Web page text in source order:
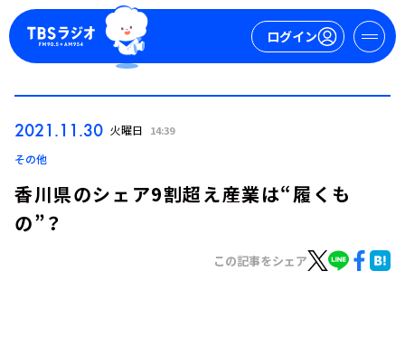
ログイン
2021.11.30 火曜日 14:39
その他
香川県のシェア9割超え産業は“履くも
の”？
この記事をシェア